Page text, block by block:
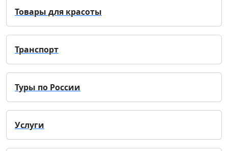
Товары для красоты
Транспорт
Туры по России
Услуги